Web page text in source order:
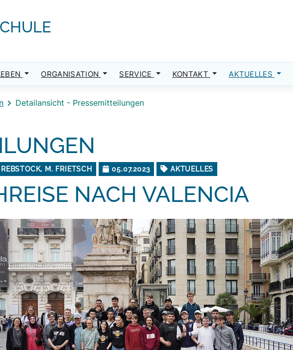
ORGANISATION SERVICE KONTAKT AKTUELLES
Detailansicht - Pressemitteilungen
M. FRIETSCH 05.07.2023 AKTUELLES
NACH VALENCIA